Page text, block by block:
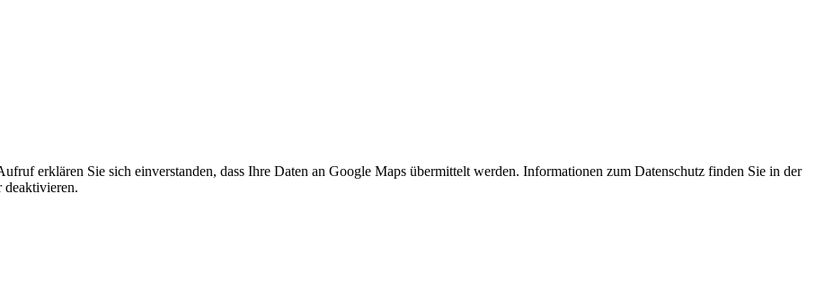
erklären Sie sich einverstanden, dass Ihre Daten an Google Maps übermittelt werden. Informationen zum Datenschutz finden Sie in der
deaktivieren.